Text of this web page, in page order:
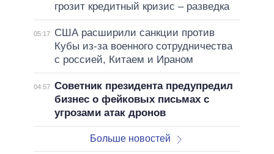
грозит кредитный кризис – разведка
05:17
США расширили санкции против
Кубы из-за военного сотрудничества
с россией, Китаем и Ираном
04:57 Советник президента предупредил
бизнес о фейковых письмах с
угрозами атак дронов
Больше новостей